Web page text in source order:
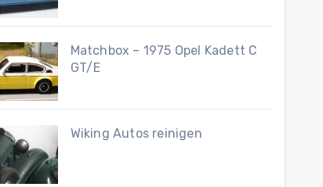
Matchbox – 1975 Opel Kadett C
GT/E
Wiking Autos reinigen